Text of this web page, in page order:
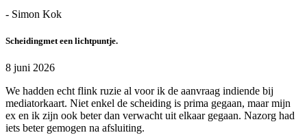
- Simon Kok
Scheidingmet een lichtpuntje.
8 juni 2026
We hadden echt flink ruzie al voor ik de aanvraag indiende bij
mediatorkaart. Niet enkel de scheiding is prima gegaan, maar mijn
ex en ik zijn ook beter dan verwacht uit elkaar gegaan. Nazorg had
iets beter gemogen na afsluiting.